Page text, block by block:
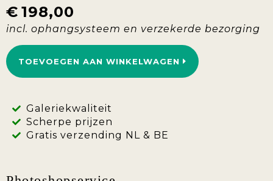
€ 198,00
TOEVOEGEN AAN WINKELWAGEN
Galeriekwaliteit
Scherpe prijzen
Gratis verzending NL & BE